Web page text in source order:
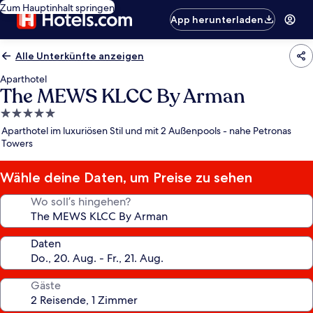
Zum Hauptinhalt springen
App herunterladen
Alle Unterkünfte anzeigen
Aparthotel
The MEWS KLCC By Arman
5.0-
Sterne-
Unterkunft
Aparthotel im luxuriösen Stil und mit 2 Außenpools - nahe Petronas
Towers
Wähle deine Daten, um Preise zu sehen
Wo soll’s hingehen?
Daten
Gäste